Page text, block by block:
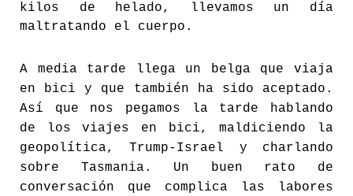
kilos de helado, llevamos un día
maltratando el cuerpo.
A media tarde llega un belga que viaja
en bici y que también ha sido aceptado.
Así que nos pegamos la tarde hablando
de los viajes en bici, maldiciendo la
geopolítica, Trump-Israel y charlando
sobre Tasmania. Un buen rato de
conversación que complica las labores